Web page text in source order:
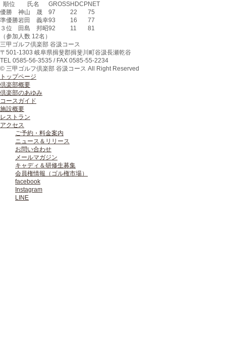
順位
氏名 GROSSHDCPNET
優勝
神山 晟 97 22
75
準優勝岩田 義幸93 16
77
３位
田島 邦昭92 11
81
（参加人数 12名）
三甲ゴルフ倶楽部 谷汲コース
〒 501-1303 岐阜県揖斐郡揖斐川町谷汲長瀬乾谷
TEL 0585-56-3535 / FAX 0585-55-2234
© 三甲ゴルフ倶楽部 谷汲コース All Right Reserved
トップページ
倶楽部概要
倶楽部のあゆみ
コースガイド
施設概要
レストラン
アクセス
ご予約・料金案内
ニュース＆リリース
お問い合わせ
メールマガジン
キャディ＆研修生募集
会員権情報（ゴル権市場）
facebook
Instagram
LINE